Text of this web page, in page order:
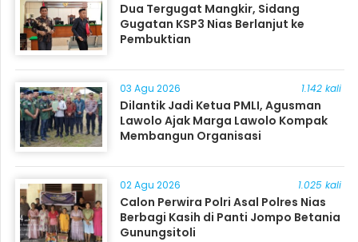
Dua Tergugat Mangkir, Sidang
Gugatan KSP3 Nias Berlanjut ke
Pembuktian
03 Agu 2026 1.142 kali
Dilantik Jadi Ketua PMLI, Agusman
Lawolo Ajak Marga Lawolo Kompak
Membangun Organisasi
02 Agu 2026 1.025 kali
Calon Perwira Polri Asal Polres Nias
Berbagi Kasih di Panti Jompo Betania
Gunungsitoli